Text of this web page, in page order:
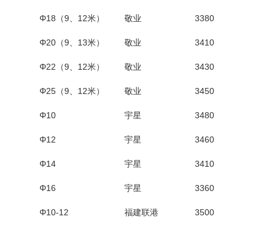
Φ18 （9 12米） 敬业 3380
Φ20 （9 13米） 敬业 3410
Φ22（9、12米） 敬业 3430
Φ25（9、12米） 敬业 3450
Φ10 宇星 3480
Φ12 宇星 3460
Φ14 宇星 3410
Φ16 宇星 3360
Φ10-12 福建联港 3500